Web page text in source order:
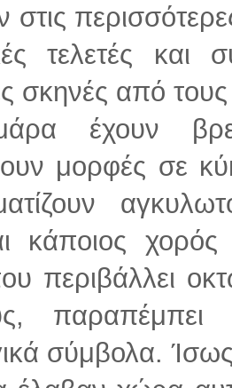
στις
τελετές
σκηνές από
έχουν
μορφές σε
κάποιος
περιβάλλει
σύμβολα.